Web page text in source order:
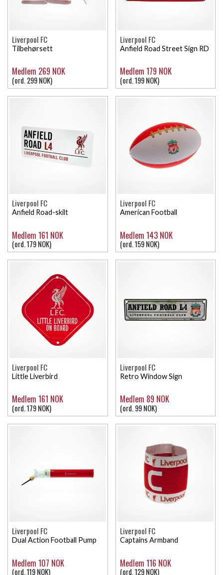
Liverpool FC
Tilbehørsett
Medlem 269 NOK
(ord. 299 NOK)
Liverpool FC
Anfield Road Street Sign RD
Medlem 179 NOK
(ord. 199 NOK)
Liverpool FC
Anfield Road-skilt
Medlem 161 NOK
(ord. 179 NOK)
Liverpool FC
American Football
Medlem 143 NOK
(ord. 159 NOK)
Liverpool FC
Little Liverbird
Medlem 161 NOK
(ord. 179 NOK)
Liverpool FC
Retro Window Sign
Medlem 89 NOK
(ord. 99 NOK)
Liverpool FC
Dual Action Football Pump
Medlem 107 NOK
(ord. 119 NOK)
Liverpool FC
Captains Armband
Medlem 116 NOK
(ord. 129 NOK)